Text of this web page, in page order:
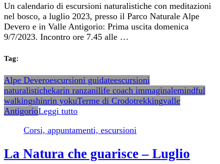
Un calendario di escursioni naturalistiche con meditazioni
nel bosco, a luglio 2023, presso il Parco Naturale Alpe
Devero e in Valle Antigorio: Prima uscita domenica
9/7/2023. Incontro ore 7.45 alle …
Tag:
Alpe Deveroescursioni guidateescursioni
naturalistichekarin ranzanilife coach immaginalemindful
walkingshinrin yokuTerme di Crodotrekkingvalle
AntigorioLeggi tutto
Corsi, appuntamenti, escursioni
La Natura che guarisce – Luglio